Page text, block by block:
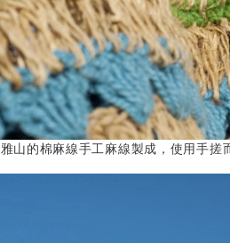
山的棉麻線手工麻線製成，使用手搓